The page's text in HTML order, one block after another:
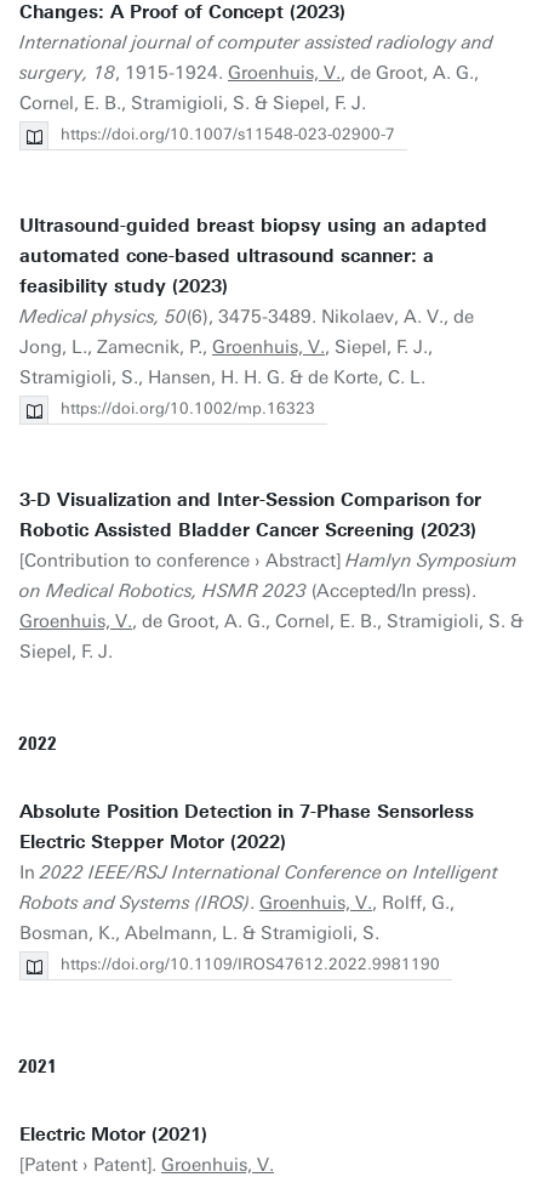
Changes: A Proof of Concept (2023)
International journal of computer assisted radiology and
surgery, 18, 1915-1924. Groenhuis, V., de Groot, A. G.,
Cornel, E. B., Stramigioli, S. & Siepel, F. J.
https://doi.org/10.1007/s11548-023-02900-7
Ultrasound-guided breast biopsy using an adapted
automated cone-based ultrasound scanner: a
feasibility study (2023)
Medical physics, 50(6), 3475-3489. Nikolaev, A. V., de
Jong, L., Zamecnik, P., Groenhuis, V., Siepel, F. J.,
Stramigioli, S., Hansen, H. H. G. & de Korte, C. L.
https://doi.org/10.1002/mp.16323
3-D Visualization and Inter-Session Comparison for
Robotic Assisted Bladder Cancer Screening (2023)
[Contribution to conference › Abstract] Hamlyn Symposium
on Medical Robotics, HSMR 2023 (Accepted/In press).
Groenhuis, V., de Groot, A. G., Cornel, E. B., Stramigioli, S. &
Siepel, F. J.
2022
Absolute Position Detection in 7-Phase Sensorless
Electric Stepper Motor (2022)
In2022 IEEE/RSJ International Conference on Intelligent
Robots and Systems (IROS). Groenhuis, V., Rolff, G.,
Bosman, K., Abelmann, L. & Stramigioli, S.
https://doi.org/10.1109/IROS47612.2022.9981190
2021
Electric Motor (2021)
[Patent › Patent]. Groenhuis, V.